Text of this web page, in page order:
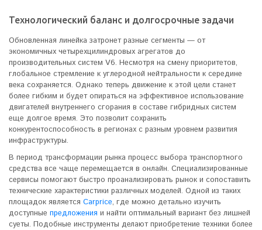
Технологический баланс и долгосрочные задачи
Обновленная линейка затронет разные сегменты — от
экономичных четырехцилиндровых агрегатов до
производительных систем V6. Несмотря на смену приоритетов,
глобальное стремление к углеродной нейтральности к середине
века сохраняется. Однако теперь движение к этой цели станет
более гибким и будет опираться на эффективное использование
двигателей внутреннего сгорания в составе гибридных систем
еще долгое время. Это позволит сохранить
конкурентоспособность в регионах с разным уровнем развития
инфраструктуры.
В период трансформации рынка процесс выбора транспортного
средства все чаще перемещается в онлайн. Специализированные
сервисы помогают быстро проанализировать рынок и сопоставить
технические характеристики различных моделей. Одной из таких
площадок является Carprice, где можно детально изучить
доступные предложения и найти оптимальный вариант без лишней
суеты. Подобные инструменты делают приобретение техники более